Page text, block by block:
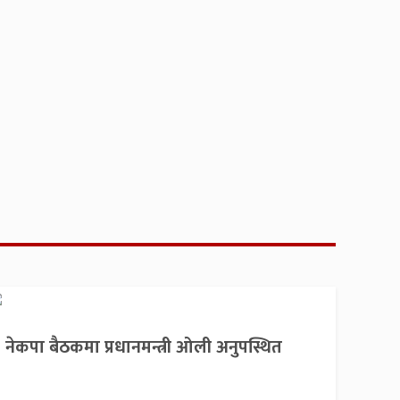
नेकपा बैठकमा प्रधानमन्त्री ओली अनुपस्थित